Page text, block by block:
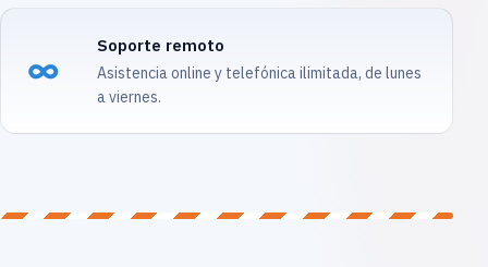
∞
Soporte remoto
Asistencia online y telefónica ilimitada, de lunes
a viernes.